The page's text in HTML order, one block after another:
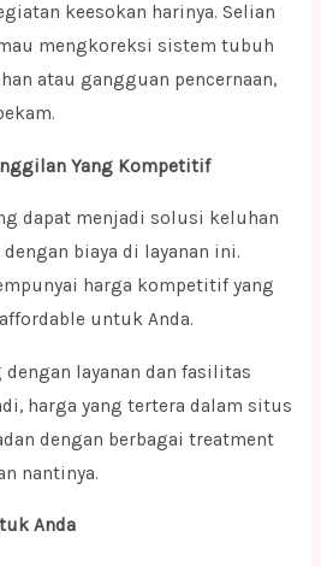
keesokan harinya. Selian
mengkoreksi sistem tubuh
atau gangguan pencernaan,
Yang Kompetitif
dapat menjadi solusi keluhan
biaya di layanan ini.
harga kompetitif yang
untuk Anda.
layanan dan fasilitas
harga yang tertera dalam situs
dengan berbagai treatment
nantinya.
Anda